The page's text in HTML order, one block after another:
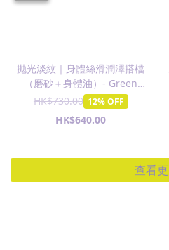
抛光淡紋｜身體絲滑潤澤搭檔
（磨砂＋身體油）- Green
Envee
HK$730.00 12% OFF
HK$640.00
查看